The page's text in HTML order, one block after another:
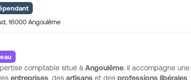
, 16000 Angoulême
comptable situé à Angoulême. Il accompagne une
entreprises, des artisans et des professions libérales.